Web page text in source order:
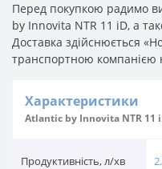
Перед покупкою радимо
by Innovita NTR 11 iD, а
Доставка здійснюється
транспортною компанією
Характеристики
Atlantic by Innovita NTR 11
Продуктивність, л/хв